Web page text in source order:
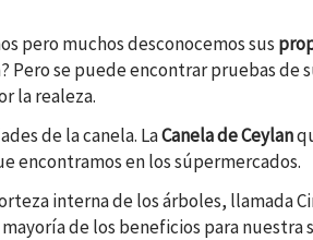
pero muchos desconocemos sus
Pero se puede encontrar pruebas
la realeza.
de la canela. LaCanela de Ceylan
encontramos en los súpermercados.
interna de los árboles, llamada
de los beneficios para